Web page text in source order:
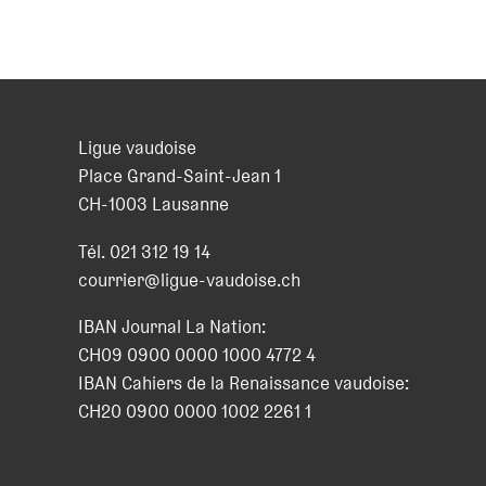
Ligue vaudoise
Place Grand-Saint-Jean 1
CH-1003 Lausanne
Tél.021 312 19 14
courrier@ligue-vaudoise.ch
IBAN Journal La Nation:
CH09 0900 0000 1000 4772 4
IBAN Cahiers de la Renaissance vaudoise:
CH20 0900 0000 1002 2261 1